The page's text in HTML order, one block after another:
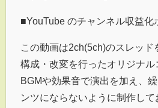
■YouTube のチャンネル収益化
この動画は2ch(5ch)のスレッ
構成・改変を行ったオリジナル
BGMや効果音で演出を加え、
ンツにならないように制作して